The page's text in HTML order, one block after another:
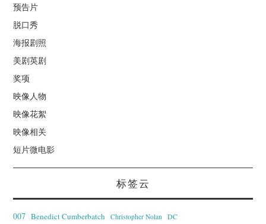
预告片
脱口秀
海报剧照
美剧英剧
奖项
映像人物
映像花絮
映像相关
短片微电影
标签云
007 Benedict Cumberbatch Christopher Nolan DC